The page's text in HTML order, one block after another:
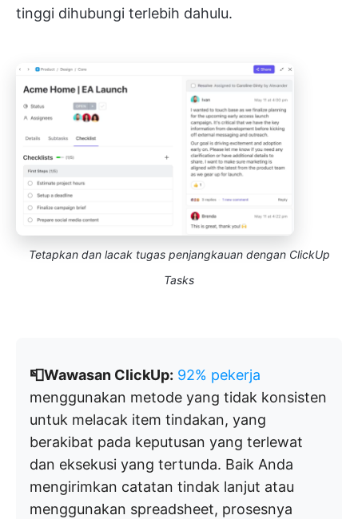
tinggi dihubungi terlebih dahulu.
Tetapkan dan lacak tugas penjangkauan dengan ClickUp
Tasks
📮Wawasan ClickUp: 92% pekerja
menggunakan metode yang tidak konsisten
untuk melacak item tindakan, yang
berakibat pada keputusan yang terlewat
dan eksekusi yang tertunda. Baik Anda
mengirimkan catatan tindak lanjut atau
menggunakan spreadsheet, prosesnya